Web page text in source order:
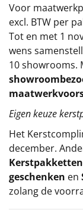
Alle overige
Voor
excl. BTW per
Tot en met 1
wens
10 showrooms.
Eigen keuze
Het
december.
Kerstpakketten
geschenken en
zolang de